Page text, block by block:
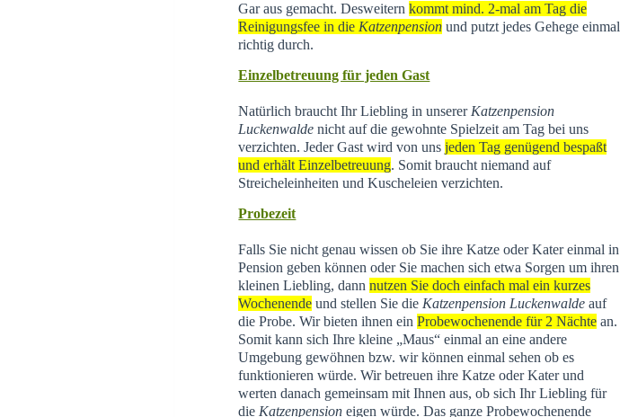
Gar aus gemacht. Desweiternkommt mind. 2-mal am Tag die
Reinigungsfee in die Katzenpension und putzt jedes Gehege einmal
richtig durch.
Einzelbetreuung für jeden Gast
Natürlich braucht Ihr Liebling in unserer Katzenpension
Luckenwalde nicht auf die gewohnte Spielzeit am Tag bei uns
verzichten. Jeder Gast wird von unsjeden Tag genügend bespaßt
und erhält Einzelbetreuung. Somit braucht niemand auf
Streicheleinheiten und Kuscheleien verzichten.
Probezeit
Falls Sie nicht genau wissen ob Sie ihre Katze oder Kater einmal in
Pension geben können oder Sie machen sich etwa Sorgen um ihren
kleinen Liebling, dannnutzen Sie doch einfach mal ein kurzes
Wochenende und stellen Sie die Katzenpension Luckenwalde auf
die Probe. Wir bieten ihnen einProbewochenende für 2 Nächte an.
Somit kann sich Ihre kleine „Maus“ einmal an eine andere
Umgebung gewöhnen bzw. wir können einmal sehen ob es
funktionieren würde. Wir betreuen ihre Katze oder Kater und
werten danach gemeinsam mit Ihnen aus, ob sich Ihr Liebling für
die Katzenpension eigen würde. Das ganze Probewochenende